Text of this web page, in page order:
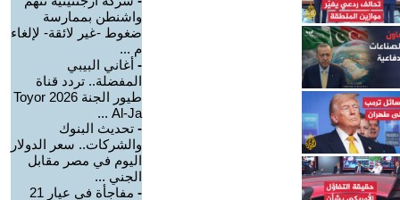
واشنطن بممارسة
ضغوط -غير لائقة- لإلغاء
م ...
- أغاني البيبي
المفضلة.. تردد قناة
طيور الجنة 2026 Toyor
Al-Ja ...
- تحديث البنوك
والشركات.. سعر الدولار
اليوم في مصر مقابل
الجني ...
-
مفاجأة في عيار 21